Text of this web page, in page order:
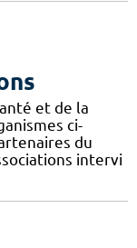
et de la
ci-
du
intervi